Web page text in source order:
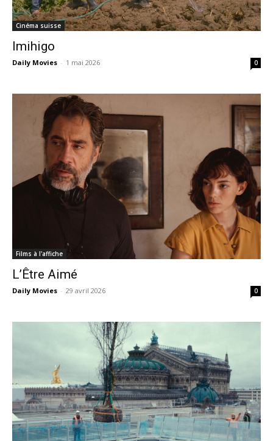
Cinéma suisse
Imihigo
Daily Movies - 1 mai 2026 0
Films à l'affiche
L’Être Aimé
Daily Movies - 29 avril 2026 0